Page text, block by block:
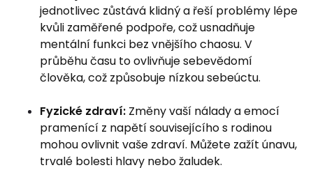
jednotlivec zůstává klidný a řeší problémy lépe
kvůli zaměřené podpoře, což usnadňuje
mentální funkci bez vnějšího chaosu. V
průběhu času to ovlivňuje sebevědomí
člověka, což způsobuje nízkou sebeúctu.
Fyzické zdraví: Změny vaší nálady a emocí
pramenící z napětí souvisejícího s rodinou
mohou ovlivnit vaše zdraví. Můžete zažít únavu,
trvalé bolesti hlavy nebo žaludek.